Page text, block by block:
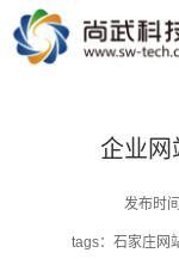
企业网
发布时
tags： 石家庄网